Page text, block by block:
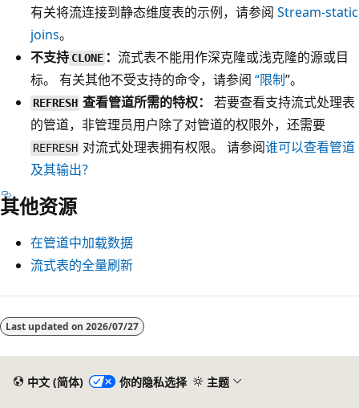
有关将流连接到静态维度表的示例，请参阅 Stream-static
joins。
不支持 CLONE ：流式表不能用作深克隆或浅克隆的源或目
标。 有关其他不受支持的命令，请参阅 “限制”。
REFRESH 查看管道所需的特权：
若要查看支持流式处理表
的管道，非管理员用户除了对管道的权限外，还需要
REFRESH 对流式处理表拥有权限。 请参阅谁可以查看管道
及其输出？
其他资源
在管道中加载数据
流式表的全量刷新
Last updated on 2026/07/27
中文 (简体) 你的隐私选择 主题